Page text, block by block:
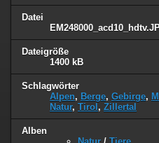
Datei
Dateigröße
1400 kB
Schlagwörter
Alpen, Berge, Gebirge,
Natur, Tirol , Zillertal
Alben